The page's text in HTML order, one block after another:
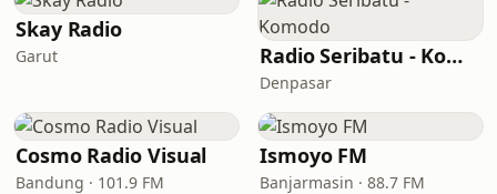
Skay Radio
Garut Radio Seribatu - Komodo
Denpasar
Cosmo Radio Visual
Bandung · 101.9 FM
Ismoyo FM
Banjarmasin · 88.7 FM